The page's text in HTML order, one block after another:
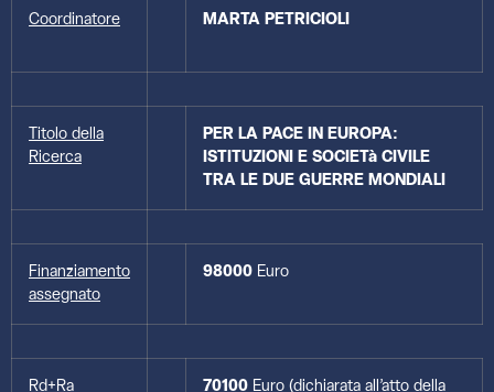
Coordinatore MARTA PETRICIOLI
Titolo della
Ricerca
PER LA PACE IN EUROPA:
ISTITUZIONI E SOCIETà CIVILE
TRA LE DUE GUERRE MONDIALI
Finanziamento
assegnato
98000 Euro
Rd+Ra 70100 Euro (dichiarata all’atto della